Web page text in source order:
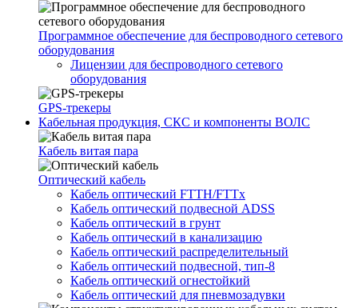
Программное обеспечение для беспроводного сетевого
оборудования
Лицензии для беспроводного сетевого
оборудования
GPS-трекеры
Кабельная продукция, СКС и компоненты ВОЛС
Кабель витая пара
Оптический кабель
Кабель оптический FTTH/FTTx
Кабель оптический подвесной ADSS
Кабель оптический в грунт
Кабель оптический в канализацию
Кабель оптический распределительный
Кабель оптический подвесной, тип-8
Кабель оптический огнестойкий
Кабель оптический для пневмозадувки